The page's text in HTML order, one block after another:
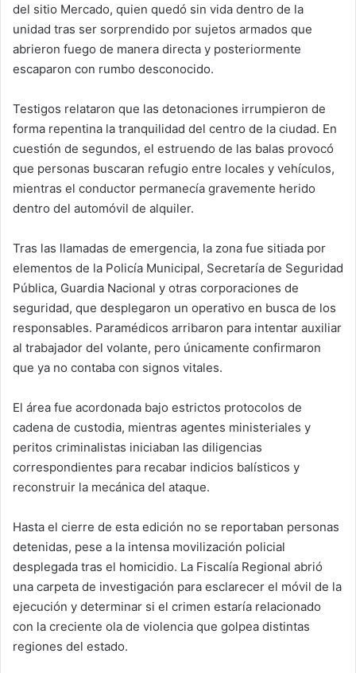
del sitio Mercado, quien quedó sin vida dentro de la
unidad tras ser sorprendido por sujetos armados que
abrieron fuego de manera directa y posteriormente
escaparon con rumbo desconocido.
Testigos relataron que las detonaciones irrumpieron de
forma repentina la tranquilidad del centro de la ciudad. En
cuestión de segundos, el estruendo de las balas provocó
que personas buscaran refugio entre locales y vehículos,
mientras el conductor permanecía gravemente herido
dentro del automóvil de alquiler.
Tras las llamadas de emergencia, la zona fue sitiada por
elementos de la Policía Municipal, Secretaría de Seguridad
Pública, Guardia Nacional y otras corporaciones de
seguridad, que desplegaron un operativo en busca de los
responsables. Paramédicos arribaron para intentar auxiliar
al trabajador del volante, pero únicamente confirmaron
que ya no contaba con signos vitales.
El área fue acordonada bajo estrictos protocolos de
cadena de custodia, mientras agentes ministeriales y
peritos criminalistas iniciaban las diligencias
correspondientes para recabar indicios balísticos y
reconstruir la mecánica del ataque.
Hasta el cierre de esta edición no se reportaban personas
detenidas, pese a la intensa movilización policial
desplegada tras el homicidio. La Fiscalía Regional abrió
una carpeta de investigación para esclarecer el móvil de la
ejecución y determinar si el crimen estaría relacionado
con la creciente ola de violencia que golpea distintas
regiones del estado.